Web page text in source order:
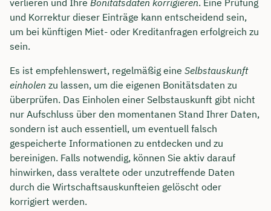
verlieren und Ihre Bonitätsdaten korrigieren. Eine Prüfung
und Korrektur dieser Einträge kann entscheidend sein,
um bei künftigen Miet- oder Kreditanfragen erfolgreich zu
sein.
Es ist empfehlenswert, regelmäßig eine Selbstauskunft
einholen zu lassen, um die eigenen Bonitätsdaten zu
überprüfen. Das Einholen einer Selbstauskunft gibt nicht
nur Aufschluss über den momentanen Stand Ihrer Daten,
sondern ist auch essentiell, um eventuell falsch
gespeicherte Informationen zu entdecken und zu
bereinigen. Falls notwendig, können Sie aktiv darauf
hinwirken, dass veraltete oder unzutreffende Daten
durch die Wirtschaftsauskunfteien gelöscht oder
korrigiert werden.